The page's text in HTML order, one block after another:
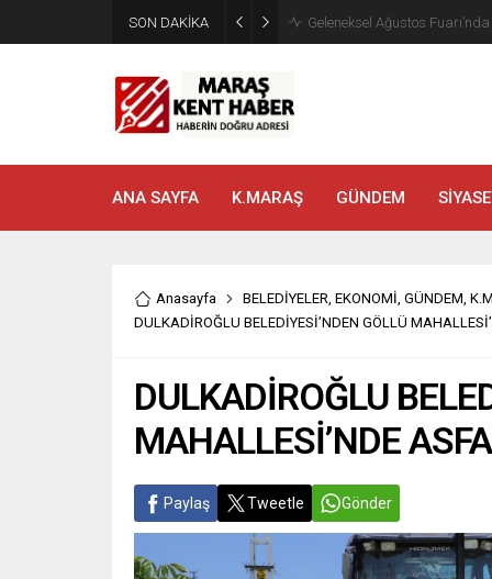
SON DAKİKA Geleneksel Ağustos
ANA SAYFA K.MARAŞ GÜNDEM
Anasayfa BELEDİYELER, EKONOMİ, GÜNDEM,
DULKADİROĞLU BELEDİYESİ’NDEN GÖLLÜ
DULKADİROĞLU
MAHALLESİ’NDE
Paylaş Tweetle Gönder